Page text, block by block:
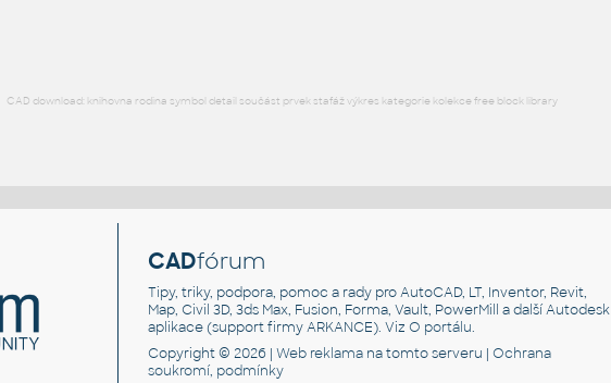
CAD download: knihovna rodina symbol detail součást prvek stafáž výkres kategorie kolekce free block library
CADfórum
Tipy, triky, podpora, pomoc a rady pro AutoCAD, LT, Inventor, Revit,
Map, Civil 3D, 3ds Max, Fusion, Forma, Vault, PowerMill a další Autodesk
aplikace (support firmy ARKANCE). VizO portálu.
Copyright © 2026 |Web reklama na tomto serveru |Ochrana
soukromí, podmínky